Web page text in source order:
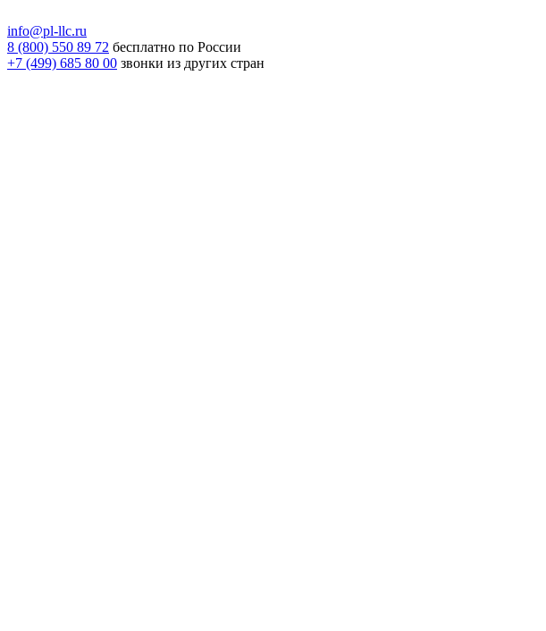
info@pl-llc.ru
8 (800) 550 89 72 бесплатно по России
+7 (499) 685 80 00 звонки из других стран